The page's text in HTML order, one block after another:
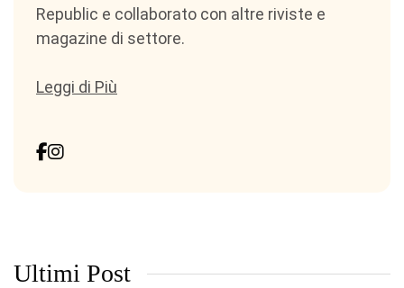
Republic e collaborato con altre riviste e
magazine di settore.
Leggi di Più
Ultimi Post